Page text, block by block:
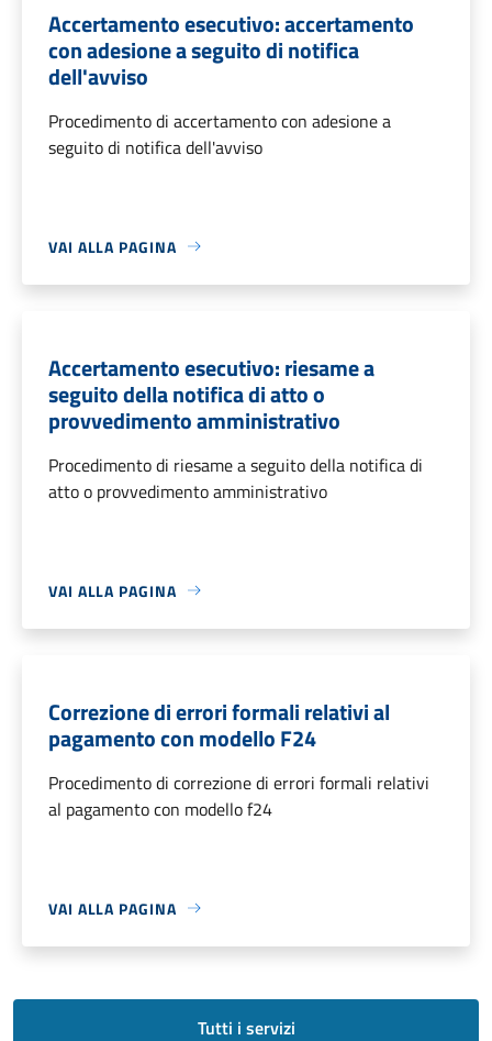
Accertamento esecutivo: accertamento
con adesione a seguito di notifica
dell'avviso
Procedimento di accertamento con adesione a
seguito di notifica dell'avviso
VAI ALLA PAGINA
Accertamento esecutivo: riesame a
seguito della notifica di atto o
provvedimento amministrativo
Procedimento di riesame a seguito della notifica di
atto o provvedimento amministrativo
VAI ALLA PAGINA
Correzione di errori formali relativi al
pagamento con modello F24
Procedimento di correzione di errori formali relativi
al pagamento con modello f24
VAI ALLA PAGINA
Tutti i servizi